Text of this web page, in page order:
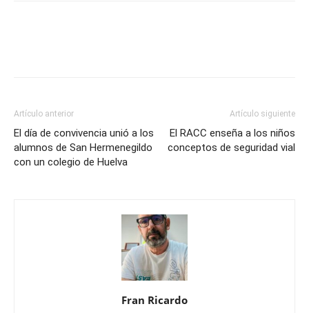
Artículo anterior
El día de convivencia unió a los
alumnos de San Hermenegildo
con un colegio de Huelva
Artículo siguiente
El RACC enseña a los niños
conceptos de seguridad vial
Fran Ricardo